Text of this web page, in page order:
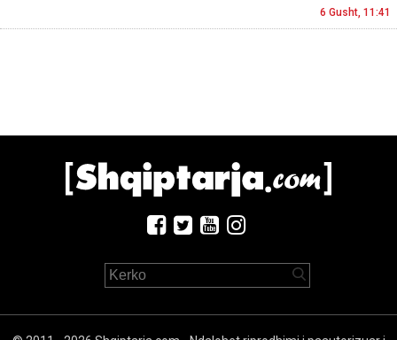
6 Gusht, 11:41